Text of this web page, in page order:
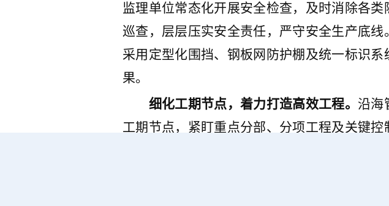
监理单位常态化开展安全检查，及时消除各
巡查，层层压实安全责任，严守安全生产底
采用定型化围挡、钢板网防护棚及统一标识系
果。
细化工期节点，着力打造高效工程。 沿海
工期节点， 紧盯重点分部、分项工程及关键控